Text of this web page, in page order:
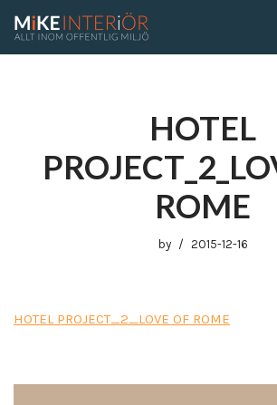
HOTEL
ROME
by 2015-12-16
HOTEL PROJECT_2_LOVE OF ROME